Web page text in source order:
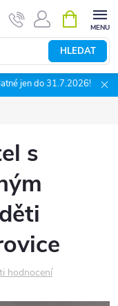
HLEDAT
NÁKUPNÍ
KOŠÍK
jen do 31.7.2026!
s
hodnocení